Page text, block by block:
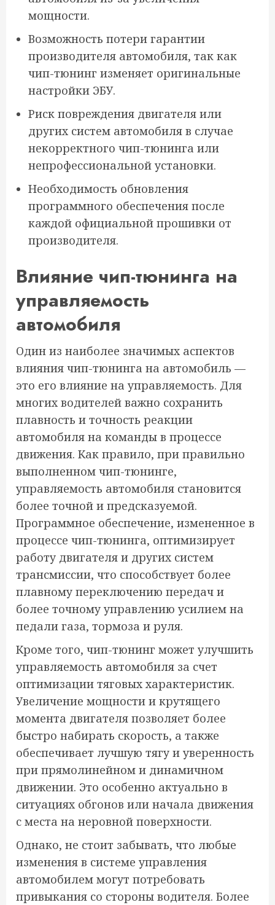
мощности.
Возможность потери гарантии
производителя автомобиля, так как
чип-тюнинг изменяет оригинальные
настройки ЭБУ.
Риск повреждения двигателя или
других систем автомобиля в случае
некорректного чип-тюнинга или
непрофессиональной установки.
Необходимость обновления
программного обеспечения после
каждой официальной прошивки от
производителя.
Влияние чип-тюнинга на
управляемость
автомобиля
Один из наиболее значимых аспектов
влияния чип-тюнинга на автомобиль —
это его влияние на управляемость. Для
многих водителей важно сохранить
плавность и точность реакции
автомобиля на команды в процессе
движения. Как правило, при правильно
выполненном чип-тюнинге,
управляемость автомобиля становится
более точной и предсказуемой.
Программное обеспечение, измененное в
процессе чип-тюнинга, оптимизирует
работу двигателя и других систем
трансмиссии, что способствует более
плавному переключению передач и
более точному управлению усилием на
педали газа, тормоза и руля.
Кроме того, чип-тюнинг может улучшить
управляемость автомобиля за счет
оптимизации тяговых характеристик.
Увеличение мощности и крутящего
момента двигателя позволяет более
быстро набирать скорость, а также
обеспечивает лучшую тягу и уверенность
при прямолинейном и динамичном
движении. Это особенно актуально в
ситуациях обгонов или начала движения
с места на неровной поверхности.
Однако, не стоит забывать, что любые
изменения в системе управления
автомобилем могут потребовать
привыкания со стороны водителя. Более